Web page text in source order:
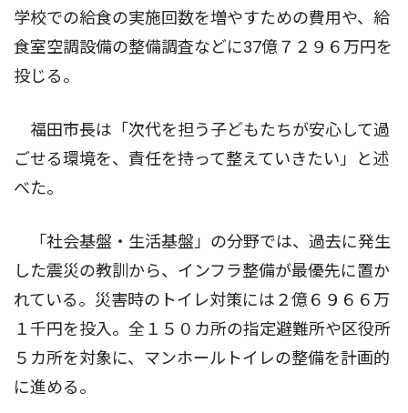
学校での給食の実施回数を増やすための費用や、給
食室空調設備の整備調査などに37億７２９６万円を
投じる。
福田市長は「次代を担う子どもたちが安心して過
ごせる環境を、責任を持って整えていきたい」と述
べた。
「社会基盤・生活基盤」の分野では、過去に発生
した震災の教訓から、インフラ整備が最優先に置か
れている。災害時のトイレ対策には２億６９６６万
１千円を投入。全１５０カ所の指定避難所や区役所
５カ所を対象に、マンホールトイレの整備を計画的
に進める。